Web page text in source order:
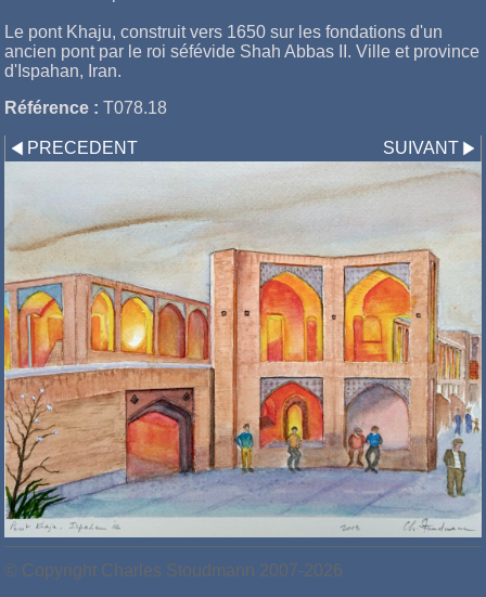
Le pont Khaju, construit vers 1650 sur les fondations d'un
ancien pont par le roi séfévide Shah Abbas II. Ville et province
d'Ispahan, Iran.
Référence : T078.18
PRECEDENT SUIVANT
© Copyright Charles Stoudmann 2007-2026